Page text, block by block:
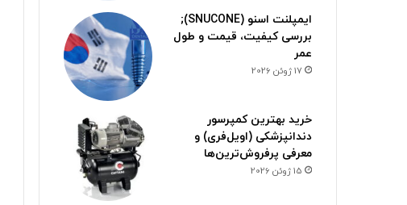
ایمپلنت اسنو (SNUCONE);
بررسی کیفیت، قیمت و طول
عمر
17 ژوئن 2026
خرید بهترین کمپرسور
دندانپزشکی (اویل‌فری) و
معرفی پرفروش‌ترین‌ها
15 ژوئن 2026